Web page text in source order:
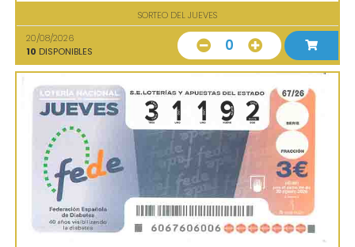
SORTEO DEL JUEVES
20/08/2026
10 DISPONIBLES 0